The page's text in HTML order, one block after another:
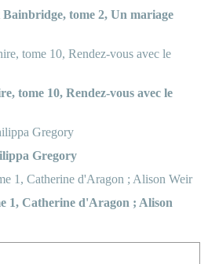
Bainbridge, tome 2, Un mariage
tome 10, Rendez-vous avec le
Gregory
1, Catherine d'Aragon ; Alison